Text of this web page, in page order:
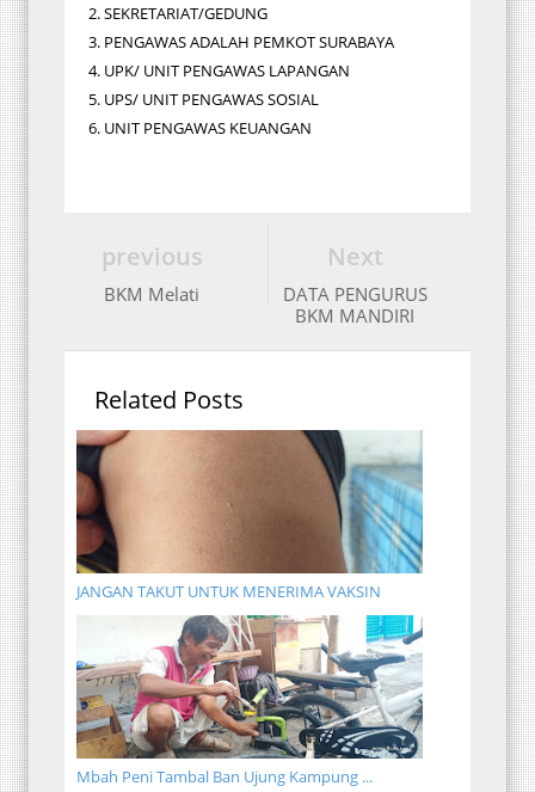
2. SEKRETARIAT/GEDUNG
3. PENGAWAS ADALAH PEMKOT SURABAYA
4. UPK/ UNIT PENGAWAS LAPANGAN
5. UPS/ UNIT PENGAWAS SOSIAL
6. UNIT PENGAWAS KEUANGAN
Next
DATA PENGURUS
BKM MANDIRI
previous
BKM Melati
Related Posts
JANGAN TAKUT UNTUK MENERIMA VAKSIN
Mbah Peni Tambal Ban Ujung Kampung ...